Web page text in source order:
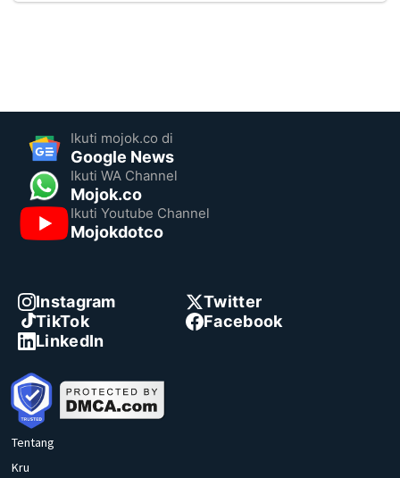
Ikuti mojok.co di
Google News
Ikuti WA Channel
Mojok.co
Ikuti Youtube Channel
Mojokdotco
Instagram
Twitter
TikTok
Facebook
LinkedIn
Tentang
Kru